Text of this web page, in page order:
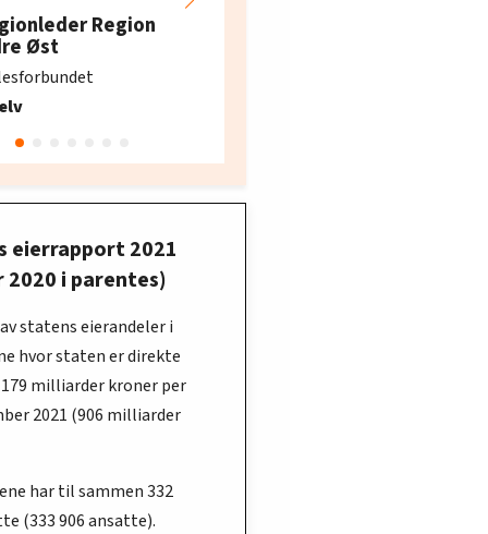
Region
Øst
eierrapport 2021
i parentes)
av statens eierandeler i
hvor staten er direkte
179 milliarder kroner per
2021 (906 milliarder
har til sammen 332
(333 906 ansatte).